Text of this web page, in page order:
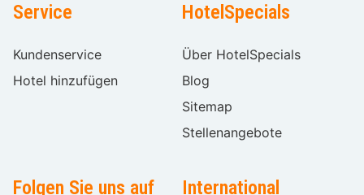
Service
Kundenservice
Hotel hinzufügen
HotelSpecials
Über HotelSpecials
Blog
Sitemap
Stellenangebote
Folgen Sie uns auf International